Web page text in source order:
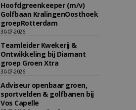
Hoofdgreenkeeper (m/v)
Golfbaan KralingenOosthoek
groepRotterdam
30-07-2026
Teamleider Kwekerij &
Ontwikkeling bij Diamant
groep Groen Xtra
30-07-2026
Adviseur openbaar groen,
sportvelden & golfbanen bij
Vos Capelle